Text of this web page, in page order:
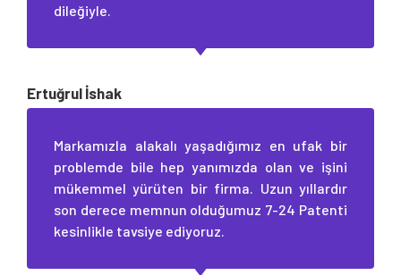
dileğiyle.
Ertuğrul İshak
Markamızla alakalı yaşadığımız en ufak bir
problemde bile hep yanımızda olan ve işini
mükemmel yürüten bir firma. Uzun yıllardır
son derece memnun olduğumuz 7-24 Patenti
kesinlikle tavsiye ediyoruz.